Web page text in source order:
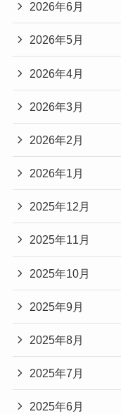
2026年6月
2026年5月
2026年4月
2026年3月
2026年2月
2026年1月
2025年12月
2025年11月
2025年10月
2025年9月
2025年8月
2025年7月
2025年6月